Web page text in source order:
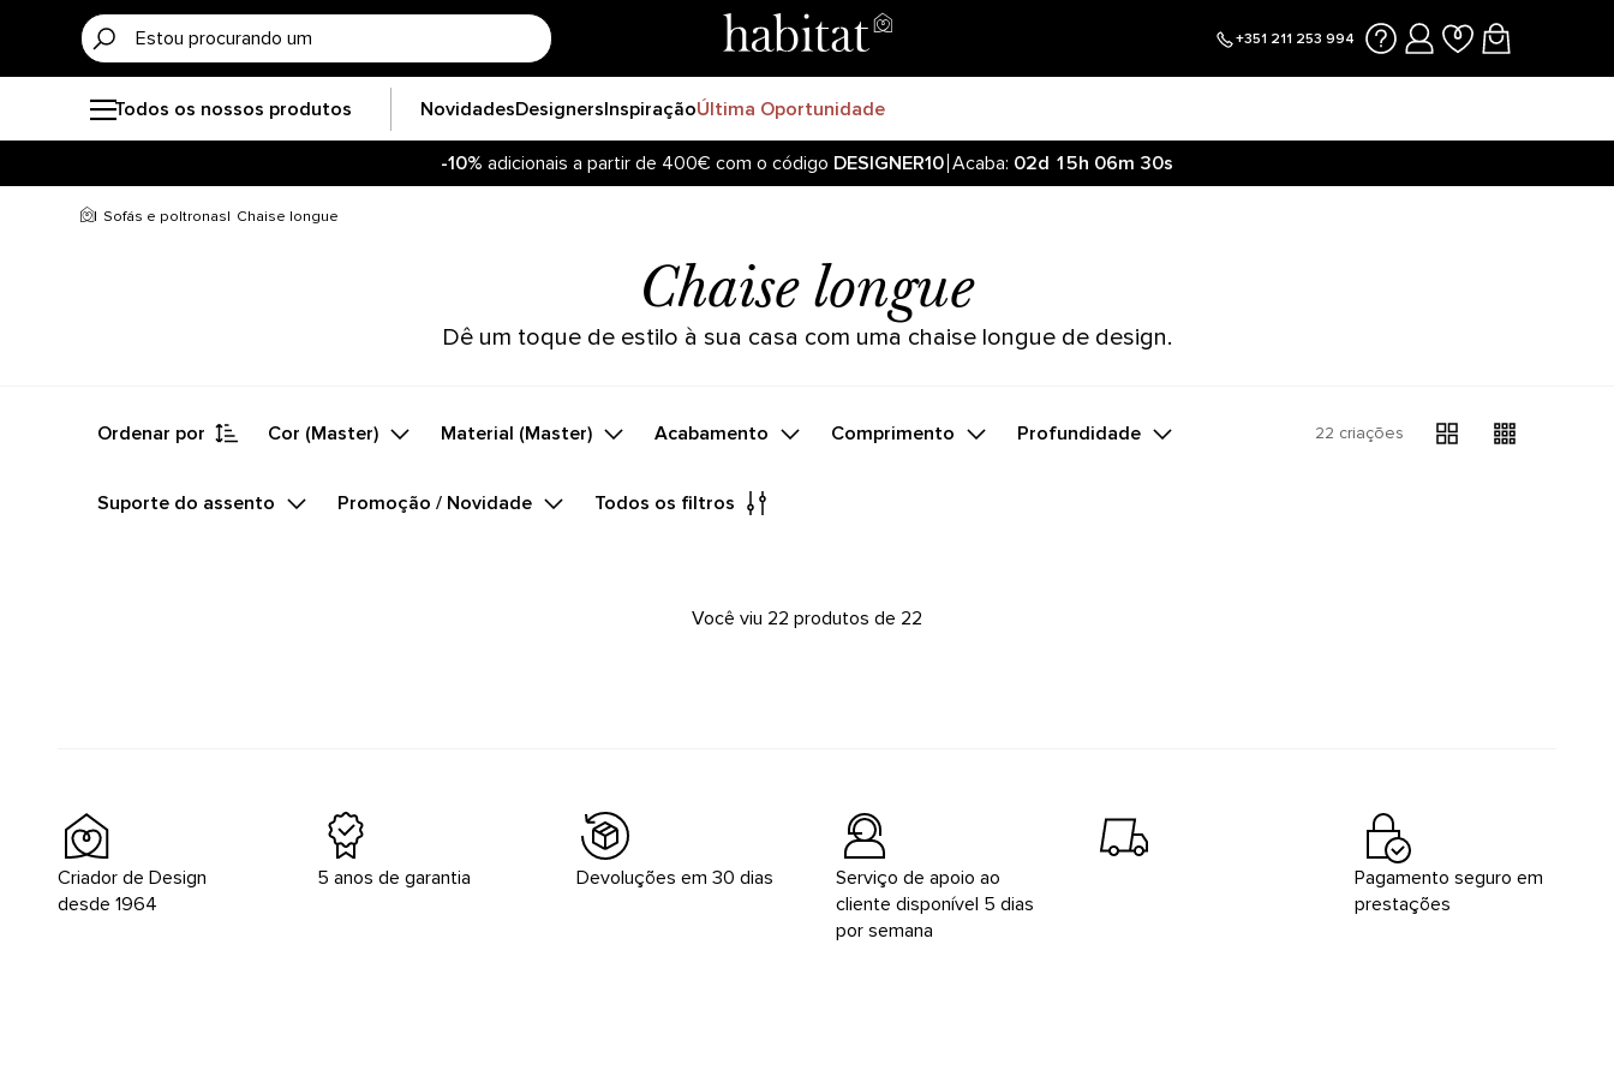
+351 211 253 994
Todos os nossos produtos NovidadesDesignersInspiraçãoÚltima Oportunidade
-10% adicionais a partir de 400€ com o código DESIGNER10 Acaba: 02d 15h 06m 30s
Sofás e poltronas Chaise longue
Chaise longue
Dê um toque de estilo à sua casa com uma chaise longue de design.
Ordenar por Cor (Master) Material (Master) Acabamento Comprimento Profundidade
Suporte do assento Promoção / Novidade Todos os filtros
22 criações
Você viu 22 produtos de 22
Criador de Design
desde 1964
5 anos de garantia Devoluções em 30 dias
Serviço de apoio ao
cliente disponível 5 dias
por semana
Pagamento seguro em
prestações